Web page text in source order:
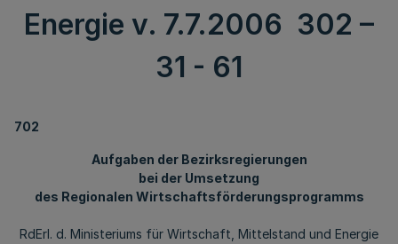
Energie v. 7.7.2006 302 –
31 - 61
702
Aufgaben der Bezirksregierungen
bei der Umsetzung
des Regionalen Wirtschaftsförderungsprogramms
RdErl. d. Ministeriums für Wirtschaft, Mittelstand und Energie